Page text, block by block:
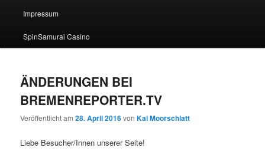
Impressum
SpinSamurai Casino
ÄNDERUNGEN BEI
BREMENREPORTER.TV
Veröffentlicht am28. April 2016vonKai Moorschlatt
Liebe Besucher/Innen unserer Seite!